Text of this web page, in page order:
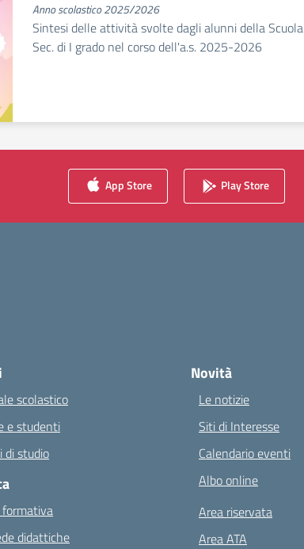
Anno scolastico 2025/2026
Sintesi delle attività svolte dagli alunni della Scuola
Sec. di I grado nel corso dell'a.s. 2025-2026
App Store Play Store
scolastico
e studenti
di studio
didattiche
Novità
Le notizie
Siti di Interesse
Calendario eventi
Albo online
Area riservata
Area ATA